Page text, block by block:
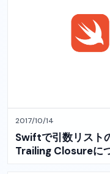
2017/10/14
Swiftで引数リスト
Trailing Closureに